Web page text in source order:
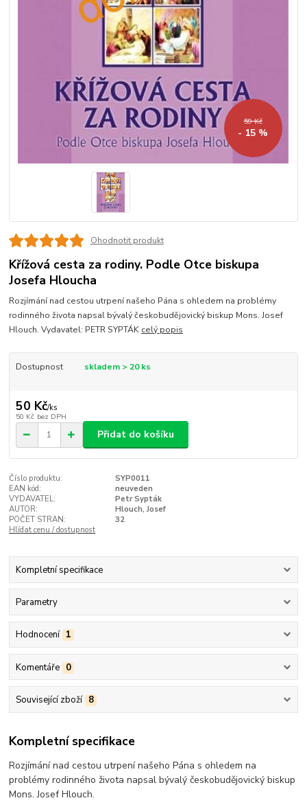
59 Kč
- 15 %
Ohodnotit produkt
Křížová cesta za rodiny. Podle Otce biskupa
Josefa Hloucha
Rozjímání nad cestou utrpení našeho Pána s ohledem na problémy
rodinného života napsal bývalý českobudějovický biskup Mons. Josef
Hlouch. Vydavatel: PETR SYPTÁK celý popis
Dostupnost skladem > 20 ks
50 Kč/ks
50 Kč bez DPH
Přidat do košíku
Číslo produktu:
SYP0011
EAN kód:
neuveden
VYDAVATEL:
Petr Sypták
AUTOR:
Hlouch, Josef
POČET STRAN:
32
Hlídat cenu / dostupnost
Kompletní specifikace
Parametry
Hodnocení 1
Komentáře 0
Související zboží 8
Kompletní specifikace
Rozjímání nad cestou utrpení našeho Pána s ohledem na
problémy rodinného života napsal bývalý českobudějovický biskup
Mons. Josef Hlouch.